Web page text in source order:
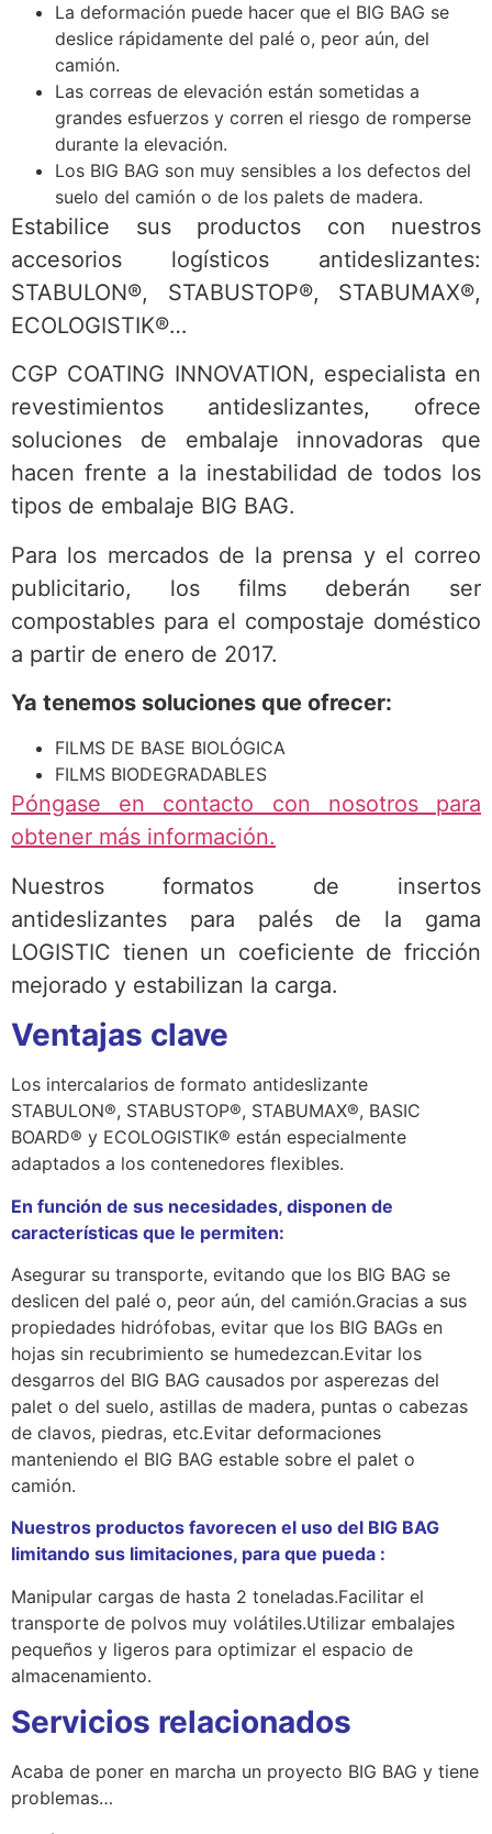
La deformación puede hacer que el BIG BAG se
deslice rápidamente del palé o, peor aún, del
camión.
Las correas de elevación están sometidas a
grandes esfuerzos y corren el riesgo de romperse
durante la elevación.
Los BIG BAG son muy sensibles a los defectos del
suelo del camión o de los palets de madera.
Estabilice sus productos con nuestros
accesorios logísticos antideslizantes:
STABULON®, STABUSTOP®, STABUMAX®,
ECOLOGISTIK®…
CGP COATING INNOVATION, especialista en
revestimientos antideslizantes, ofrece
soluciones de embalaje innovadoras que
hacen frente a la inestabilidad de todos los
tipos de embalaje BIG BAG.
Para los mercados de la prensa y el correo
publicitario, los films deberán ser
compostables para el compostaje doméstico
a partir de enero de 2017.
Ya tenemos soluciones que ofrecer:
FILMS DE BASE BIOLÓGICA
FILMS BIODEGRADABLES
Póngase en contacto con nosotros para
obtener más información.
Nuestros formatos de insertos
antideslizantes para palés de la gama
LOGISTIC tienen un coeficiente de fricción
mejorado y estabilizan la carga.
Ventajas clave
Los intercalarios de formato antideslizante
STABULON®, STABUSTOP®, STABUMAX®, BASIC
BOARD® y ECOLOGISTIK® están especialmente
adaptados a los contenedores flexibles.
En función de sus necesidades, disponen de
características que le permiten:
Asegurar su transporte, evitando que los BIG BAG se
deslicen del palé o, peor aún, del camión.Gracias a sus
propiedades hidrófobas, evitar que los BIG BAGs en
hojas sin recubrimiento se humedezcan.Evitar los
desgarros del BIG BAG causados por asperezas del
palet o del suelo, astillas de madera, puntas o cabezas
de clavos, piedras, etc.Evitar deformaciones
manteniendo el BIG BAG estable sobre el palet o
camión.
Nuestros productos favorecen el uso del BIG BAG
limitando sus limitaciones, para que pueda :
Manipular cargas de hasta 2 toneladas.Facilitar el
transporte de polvos muy volátiles.Utilizar embalajes
pequeños y ligeros para optimizar el espacio de
almacenamiento.
Servicios relacionados
Acaba de poner en marcha un proyecto BIG BAG y tiene
problemas…